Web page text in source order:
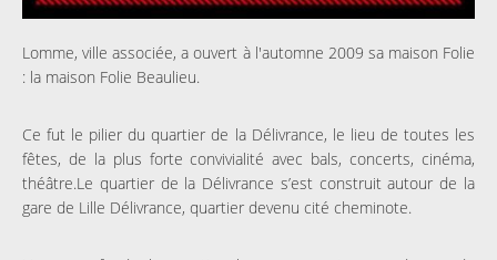
Lomme, ville associée, a ouvert à l'automne 2009 sa maison Folie
: la maison Folie Beaulieu.
Ce fut le pilier du quartier de la Délivrance, le lieu de toutes les
fêtes, de la plus forte convivialité avec bals, concerts, cinéma,
théâtre.Le quartier de la Délivrance s’est construit autour de la
gare de Lille Délivrance, quartier devenu cité cheminote.